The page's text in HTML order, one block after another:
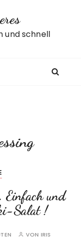
und schnell
Einfach und
Salat !
VON IRIS